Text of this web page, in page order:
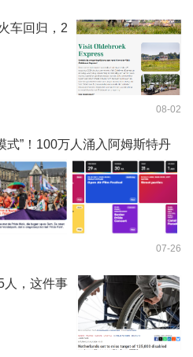
车回归，2
08-02
式”！100万人涌入阿姆斯特丹
07-26
人，这件事